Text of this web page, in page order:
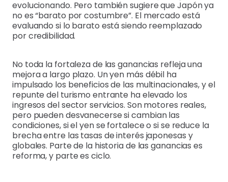
evolucionando. Pero también sugiere que Japón ya
no es “barato por costumbre”. El mercado está
evaluando si lo barato está siendo reemplazado
por credibilidad.
No toda la fortaleza de las ganancias refleja una
mejora a largo plazo. Un yen más débil ha
impulsado los beneficios de las multinacionales, y el
repunte del turismo entrante ha elevado los
ingresos del sector servicios. Son motores reales,
pero pueden desvanecerse si cambian las
condiciones, si el yen se fortalece o si se reduce la
brecha entre las tasas de interés japonesas y
globales. Parte de la historia de las ganancias es
reforma, y parte es ciclo.